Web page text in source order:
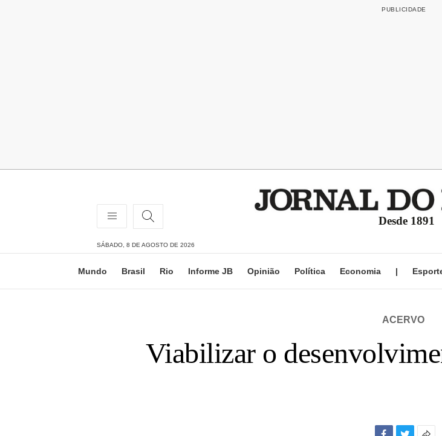
Desde 1891
SÁBADO, 8 DE AGOSTO DE 2026
Mundo Brasil Rio Informe JB Opinião Política Economia |
ACERVO
Viabilizar o